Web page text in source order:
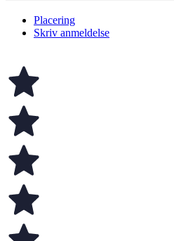
Placering
Skriv anmeldelse